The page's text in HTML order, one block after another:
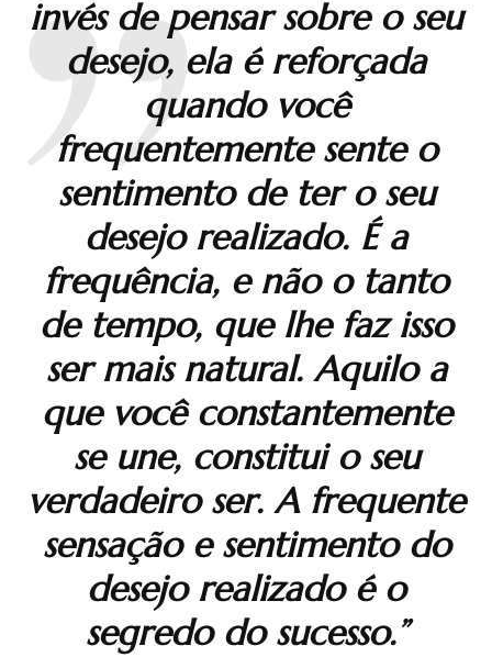
invés de pensar sobre o seu
desejo, ela é reforçada
quando você
frequentemente sente o
sentimento de ter o seu
desejo realizado. É a
frequência, e não o tanto
de tempo, que lhe faz isso
ser mais natural. Aquilo a
que você constantemente
se une, constitui o seu
verdadeiro ser. A frequente
sensação e sentimento do
desejo realizado é o
segredo do sucesso.”